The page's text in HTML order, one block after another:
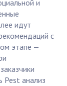
и
идут
с
этапе —
Pest анализ